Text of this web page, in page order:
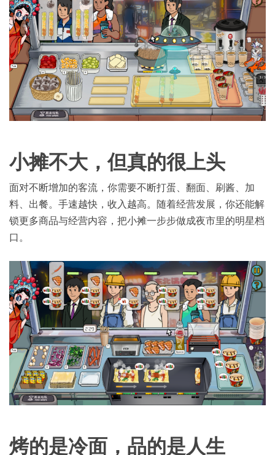
小摊不大，但真的很上头
面对不断增加的客流，你需要不断打蛋、翻面、刷酱、加
料、出餐。手速越快，收入越高。随着经营发展，你还能解
锁更多商品与经营内容，把小摊一步步做成夜市里的明星档
口。
烤的是冷面，品的是人生